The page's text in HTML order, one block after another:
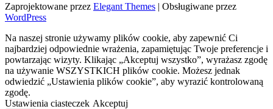
Zaprojektowane przez Elegant Themes | Obsługiwane przez
WordPress
Na naszej stronie używamy plików cookie, aby zapewnić Ci
najbardziej odpowiednie wrażenia, zapamiętując Twoje preferencje i
powtarzając wizyty. Klikając „Akceptuj wszystko”, wyrażasz zgodę
na używanie WSZYSTKICH plików cookie. Możesz jednak
odwiedzić „Ustawienia plików cookie”, aby wyrazić kontrolowaną
zgodę.
Ustawienia ciasteczek Akceptuj